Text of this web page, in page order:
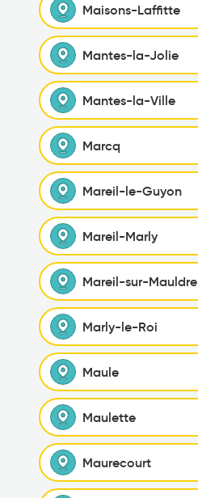
Maisons-Laffitte
Mantes-la-Jolie
Mantes-la-Ville
Marcq
Mareil-le-Guyon
Mareil-Marly
Mareil-sur-Mauldre
Marly-le-Roi
Maule
Maulette
Maurecourt